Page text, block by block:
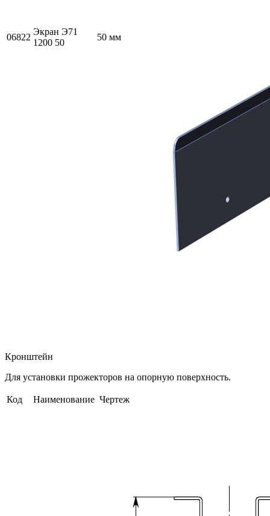
06822
Экран Э71
1200 50
50 мм
Кронштейн
Для установки прожекторов на опорную поверхность.
Код Наименование Чертеж